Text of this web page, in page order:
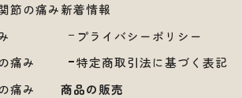
節の痛み
痛み
痛み
新着情報
プライバシーポリシー
特定商取引法に基づく表記
商品の販売